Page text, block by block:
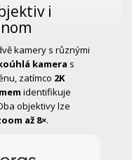
i
kamery s různými
kamera s
zatímco 2K
identifikuje
objektivy lze
až 8×.